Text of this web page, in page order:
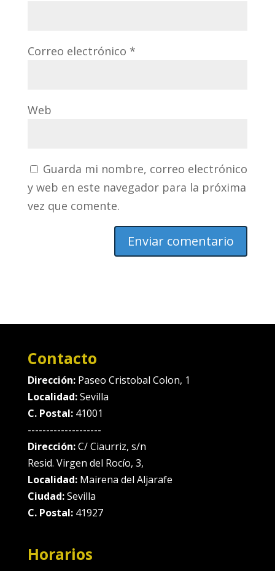
Correo electrónico *
Web
Guarda mi nombre, correo electrónico
y web en este navegador para la próxima
vez que comente.
Contacto
Dirección: Paseo Cristobal Colon, 1
Localidad:Sevilla
C. Postal:41001
--------------------
Dirección:C/ Ciaurriz, s/n
Resid. Virgen del Rocío, 3,
Localidad:Mairena del Aljarafe
Ciudad:Sevilla
C. Postal:41927
Horarios